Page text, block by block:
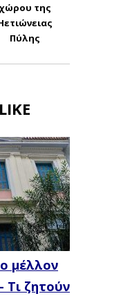
χώρου της
Πύλης
μέλλον
Τι ζητούν